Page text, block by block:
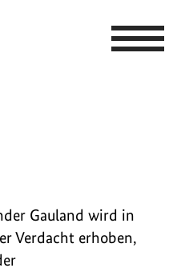
Gauland wird in
Verdacht erhoben,